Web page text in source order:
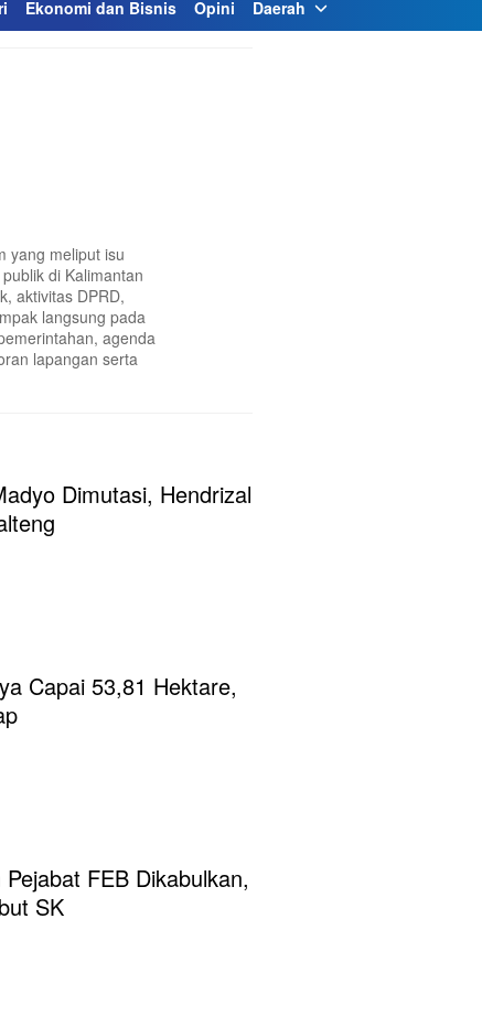
Ekonomi dan Bisnis Opini Daerah
yang meliput isu
di Kalimantan
aktivitas DPRD,
langsung pada
agenda
lapangan serta
Dimutasi, Hendrizal
Capai 53,81 Hektare,
FEB Dikabulkan,
SK